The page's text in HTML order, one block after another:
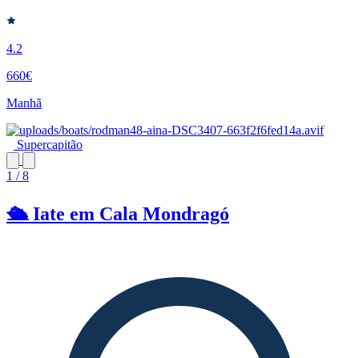
4.2
660€
Manhã
Supercapitão
1 / 8
🛳️ Iate em Cala Mondragó